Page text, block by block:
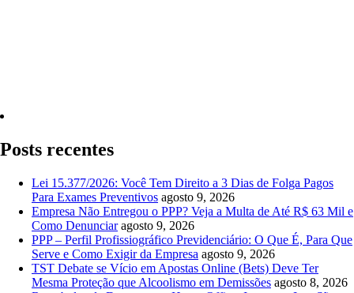
Posts recentes
Lei 15.377/2026: Você Tem Direito a 3 Dias de Folga Pagos
Para Exames Preventivos agosto 9, 2026
Empresa Não Entregou o PPP? Veja a Multa de Até R$ 63 Mil e
Como Denunciar agosto 9, 2026
PPP – Perfil Profissiográfico Previdenciário: O Que É, Para Que
Serve e Como Exigir da Empresa agosto 9, 2026
TST Debate se Vício em Apostas Online (Bets) Deve Ter
Mesma Proteção que Alcoolismo em Demissões agosto 8, 2026